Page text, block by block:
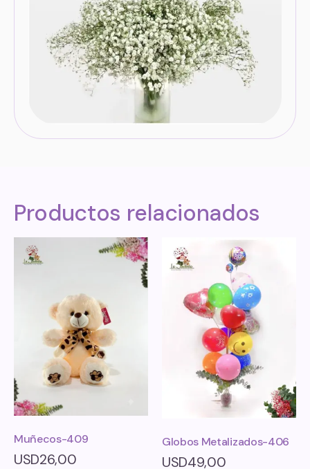
Productos relacionados
Muñecos-409
USD26,00
Globos Metalizados-406
USD49,00